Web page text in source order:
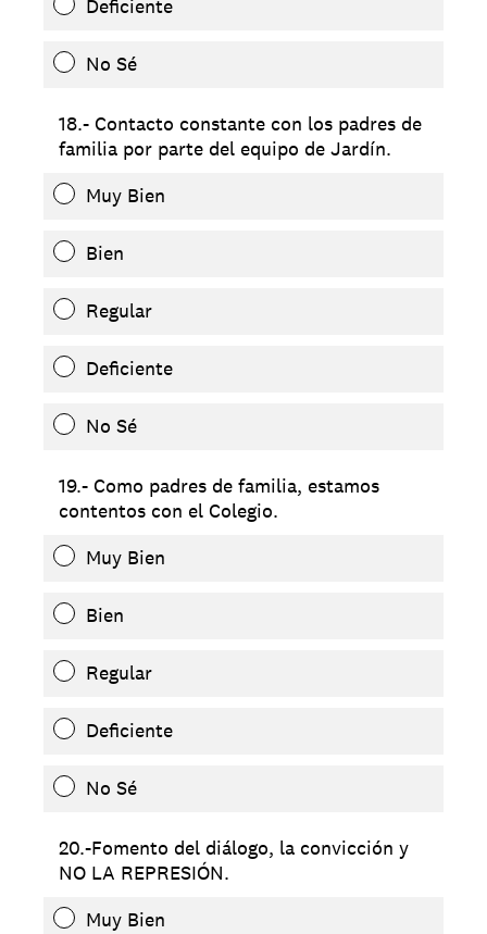
Deficiente
No Sé
18.- Contacto constante con los padres de
familia por parte del equipo de Jardín.
Muy Bien
Bien
Regular
Deficiente
No Sé
19.- Como padres de familia, estamos
contentos con el Colegio.
Muy Bien
Bien
Regular
Deficiente
No Sé
20.-Fomento del diálogo, la convicción y
NO LA REPRESIÓN.
Muy Bien